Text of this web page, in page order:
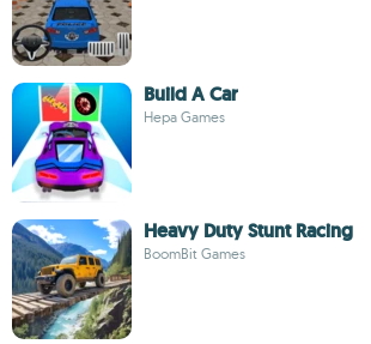
Build A Car
Hepa Games
Heavy Duty Stunt Racing
BoomBit Games